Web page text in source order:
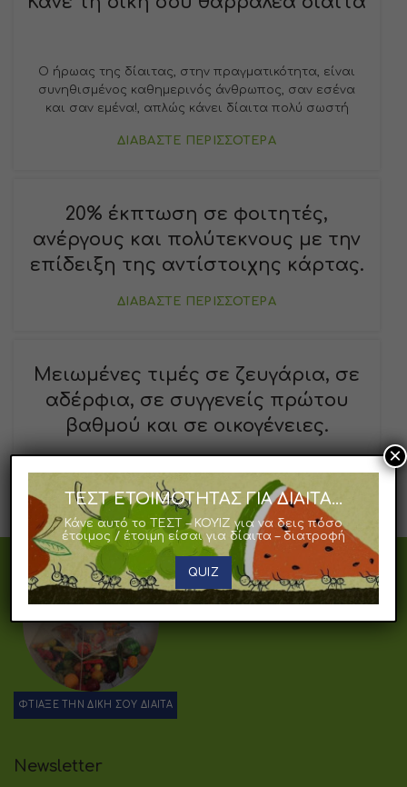
Ο ήρωας της δίαιτας, στην πραγματικότητα, είναι
συνηθισμένος καθημερινός άνθρωπος, σαν εσένα
και σαν εμένα!, απλώς κάνει δίαιτα πολύ σωστή
ΔΙΑΒΑΣΤΕ ΠΕΡΙΣΣΟΤΕΡΑ
20% έκπτωση σε φοιτητές,
ανέργους και πολύτεκνους με την
επίδειξη της αντίστοιχης κάρτας.
ΔΙΑΒΑΣΤΕ ΠΕΡΙΣΣΟΤΕΡΑ
Μειωμένες τιμές σε ζευγάρια, σε
αδέρφια, σε συγγενείς πρώτου
βαθμού και σε οικογένειες.
ΦΤΙΑΞΕ ΤΗΝ ΔΙΚΗ ΣΟΥ ΔΙΑΙΤΑ
Newsletter
ΤΕΣΤ ΕΤΟΙΜΟΤΗΤΑΣ ΓΙΑ ΔΙΑΙΤΑ...
Κάνε αυτό το ΤΕΣΤ – ΚΟΥΊΖ για να δεις πόσο
έτοιμος / έτοιμη είσαι για δίαιτα – διατροφή
QUIZ
×